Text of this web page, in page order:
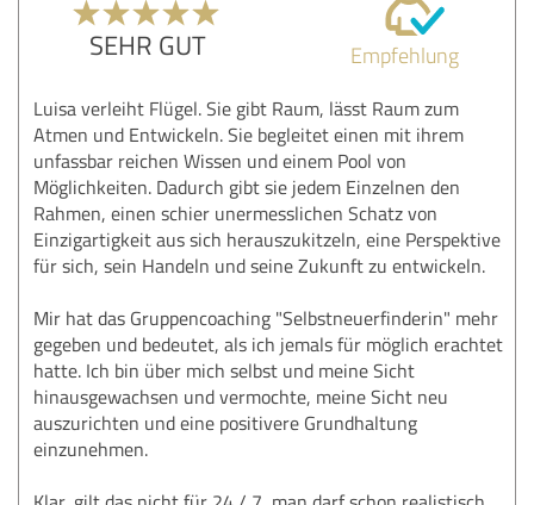
SEHR GUT Empfehlung
Luisa verleiht Flügel. Sie gibt Raum, lässt Raum zum
Atmen und Entwickeln. Sie begleitet einen mit ihrem
unfassbar reichen Wissen und einem Pool von
Möglichkeiten. Dadurch gibt sie jedem Einzelnen den
Rahmen, einen schier unermesslichen Schatz von
Einzigartigkeit aus sich herauszukitzeln, eine Perspektive
für sich, sein Handeln und seine Zukunft zu entwickeln.
Mir hat das Gruppencoaching "Selbstneuerfinderin" mehr
gegeben und bedeutet, als ich jemals für möglich erachtet
hatte. Ich bin über mich selbst und meine Sicht
hinausgewachsen und vermochte, meine Sicht neu
auszurichten und eine positivere Grundhaltung
einzunehmen.